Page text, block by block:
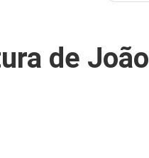
de João